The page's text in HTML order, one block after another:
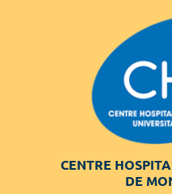
CENTRE
DE